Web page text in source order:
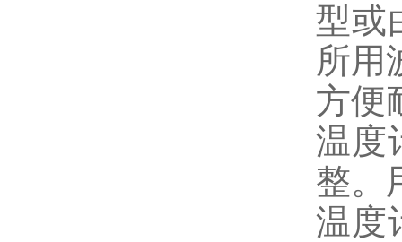
型或
所用
方便
温度
整。
温度